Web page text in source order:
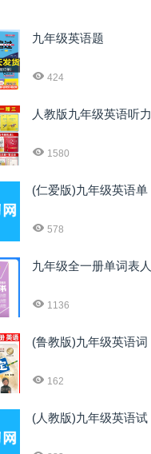
九年级英语题
424
人教版九年级英语听力
1580
(仁爱版)九年级英语单
578
九年级全一册单词表人
1136
(鲁教版)九年级英语词
162
(人教版)九年级英语试